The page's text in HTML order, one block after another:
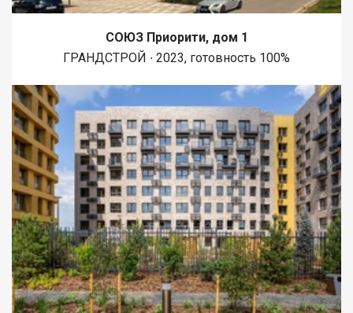
СОЮЗ Приорити, дом 1
ГРАНДСТРОЙ ∙ 2023, готовность 100%